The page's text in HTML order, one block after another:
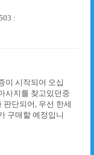
:
이 시작되어 오십
사지를 찾고있던중
단되어, 우선 한세
구매할 예정입니